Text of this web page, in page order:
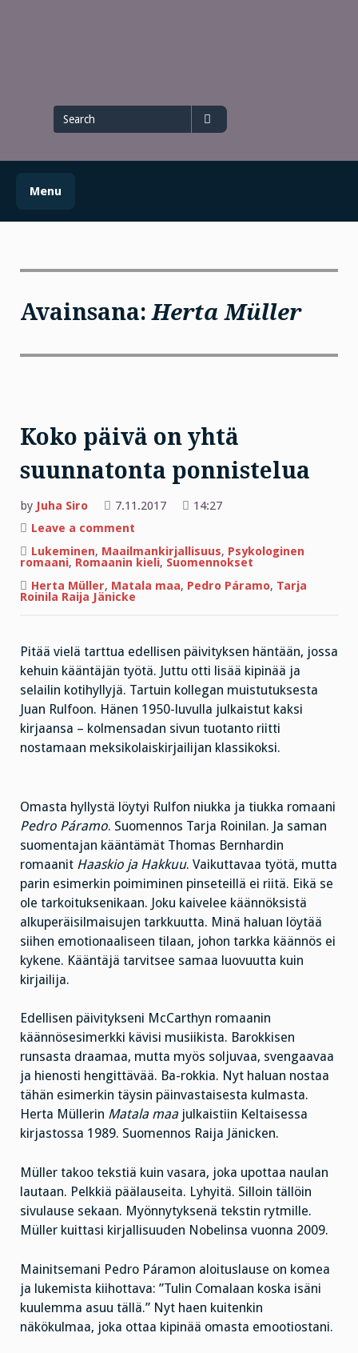
for
Menu
Avainsana:Herta Müller
Koko päivä on yhtä
suunnatonta ponnistelua
by Juha Siro 7.11.2017
14:27
Leave a comment
päivä
on
yhtä
suunnatonta
ponnistelua
Lukeminen, Maailmankirjallisuus, Psykologinen
romaani, Romaanin kieli, Suomennokset
Herta Müller, Matala maa, Pedro Páramo, Tarja
Roinila Raija Jänicke
Pitää vielä tarttua edellisen päivityksen häntään, jossa
kehuin kääntäjän työtä. Juttu otti lisää kipinää ja
selailin kotihyllyjä. Tartuin kollegan muistutuksesta
Juan Rulfoon. Hänen 1950-luvulla julkaistut kaksi
kirjaansa – kolmensadan sivun tuotanto riitti
nostamaan meksikolaiskirjailijan klassikoksi.
Omasta hyllystä löytyi Rulfon niukka ja tiukka romaani
Pedro Páramo. Suomennos Tarja Roinilan. Ja saman
suomentajan kääntämät Thomas Bernhardin
romaanit Haaskio ja Hakkuu. Vaikuttavaa työtä, mutta
parin esimerkin poimiminen pinseteillä ei riitä. Eikä se
ole tarkoituksenikaan. Joku kaivelee käännöksistä
alkuperäisilmaisujen tarkkuutta. Minä haluan löytää
siihen emotionaaliseen tilaan, johon tarkka käännös ei
kykene. Kääntäjä tarvitsee samaa luovuutta kuin
kirjailija.
Edellisen päivitykseni McCarthyn romaanin
käännösesimerkki kävisi musiikista. Barokkisen
runsasta draamaa, mutta myös soljuvaa, svengaavaa
ja hienosti hengittävää. Ba-rokkia. Nyt haluan nostaa
tähän esimerkin täysin päinvastaisesta kulmasta.
Herta Müllerin Matala maa julkaistiin Keltaisessa
kirjastossa 1989. Suomennos Raija Jänicken.
Müller takoo tekstiä kuin vasara, joka upottaa naulan
lautaan. Pelkkiä päälauseita. Lyhyitä. Silloin tällöin
sivulause sekaan. Myönnytyksenä tekstin rytmille.
Müller kuittasi kirjallisuuden Nobelinsa vuonna 2009.
Mainitsemani Pedro Páramon aloituslause on komea
ja lukemista kiihottava: ”Tulin Comalaan koska isäni
kuulemma asuu tällä.” Nyt haen kuitenkin
näkökulmaa, joka ottaa kipinää omasta emootiostani.